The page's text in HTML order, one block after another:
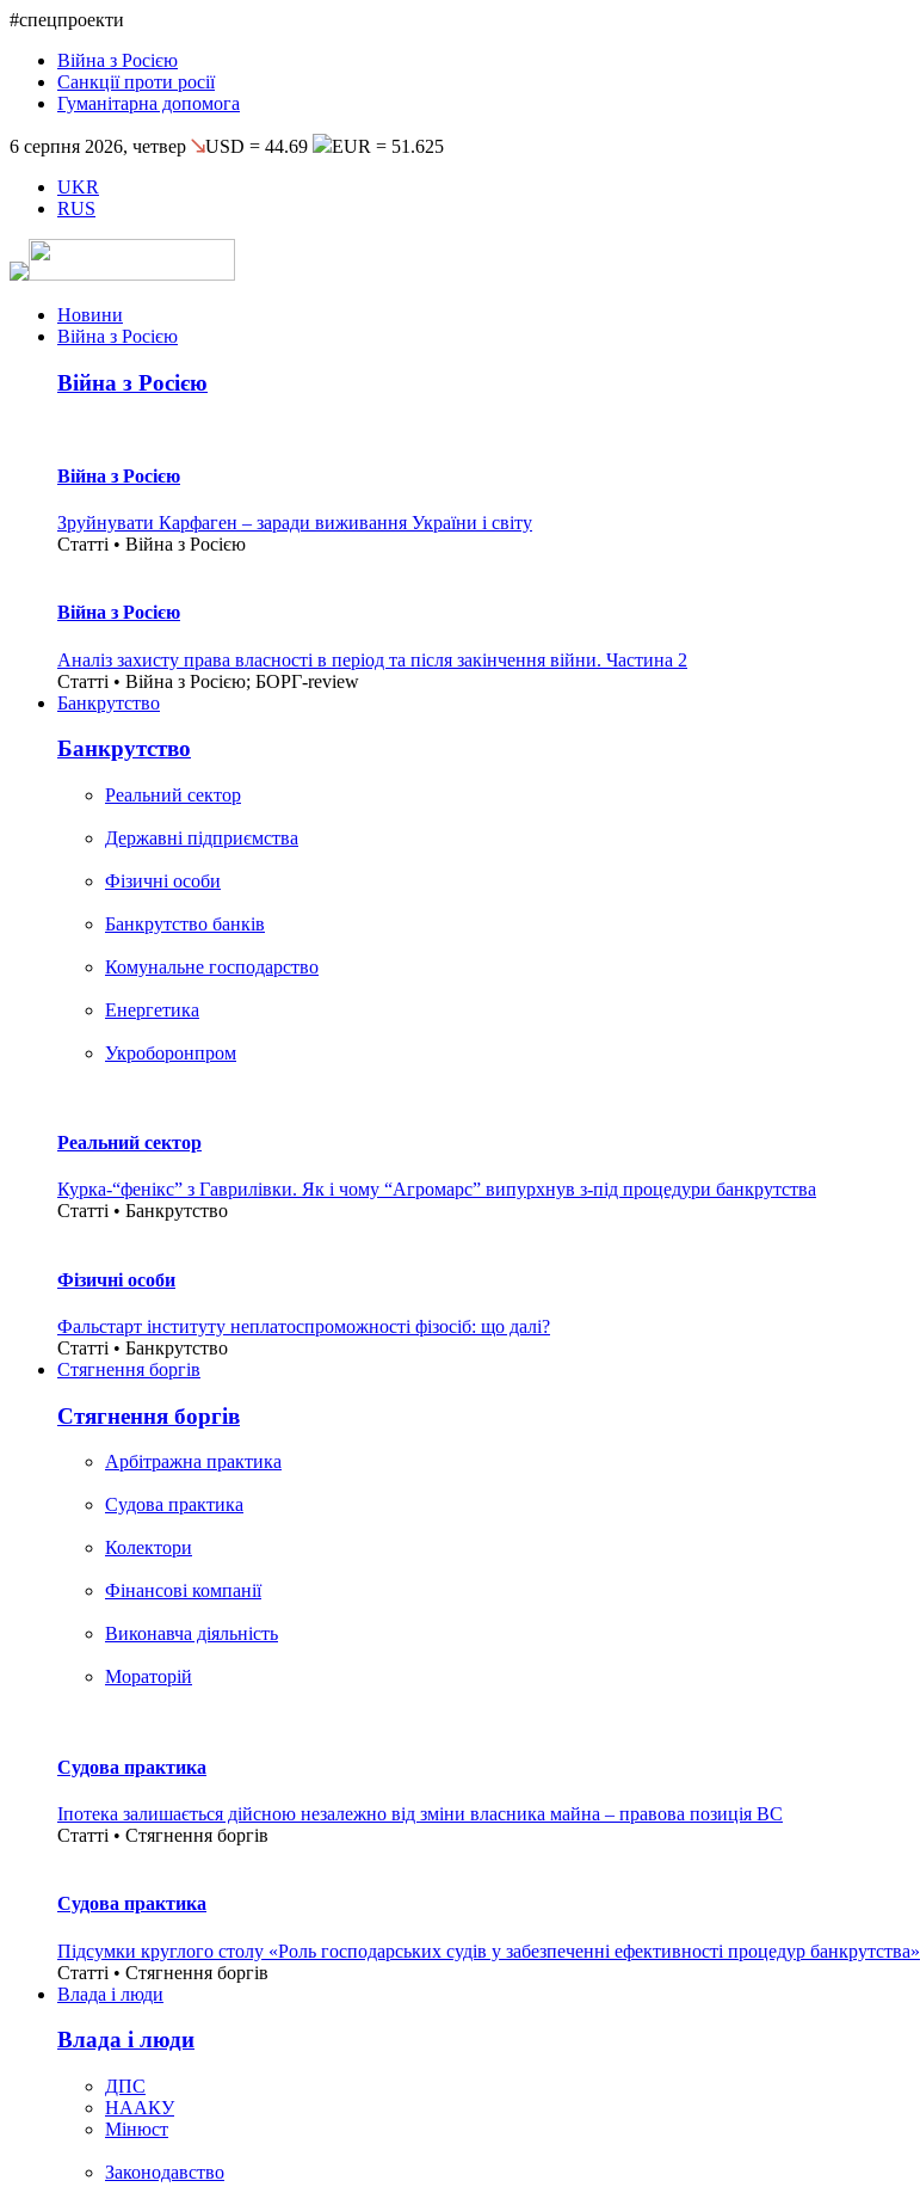
#спецпроекти
Війна з Росією
Санкції проти росії
Гуманітарна допомога
6 серпня 2026, четвер USD = 44.69
EUR = 51.625
UKR
RUS
Новини
Війна з Росією
Війна з Росією
Війна з Росією
Зруйнувати Карфаген – заради виживання України і світу
Статті • Війна з Росією
Війна з Росією
Аналіз захисту права власності в період та після закінчення війни. Частина 2
Статті • Війна з Росією; БОРГ-review
Банкрутство
Банкрутство
Реальний сектор
Державні підприємства
Фізичні особи
Банкрутство банків
Комунальне господарство
Енергетика
Укроборонпром
Реальний сектор
Курка-“фенікс” з Гаврилівки. Як і чому “Агромарс” випурхнув з-під процедури банкрутства
Статті • Банкрутство
Фізичні особи
Фальстарт інституту неплатоспроможності фізосіб: що далі?
Статті • Банкрутство
Стягнення боргiв
Стягнення боргiв
Арбітражна практика
Судова практика
Колектори
Фінансові компанії
Виконавча діяльність
Мораторій
Судова практика
Іпотека залишається дійсною незалежно від зміни власника майна – правова позиція ВС
Статті • Стягнення боргiв
Судова практика
Підсумки круглого столу «Роль господарських судів у забезпеченні ефективності процедур банкрутства»
Статті • Стягнення боргiв
Влада i люди
Влада i люди
ДПС
НААКУ
Мінюст
Законодавство